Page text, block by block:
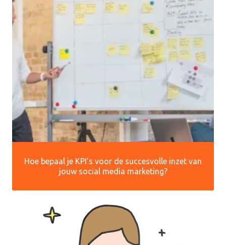
Hoe bepaal je KPI’s voor de succesvolle inzet van
jouw social media marketing?